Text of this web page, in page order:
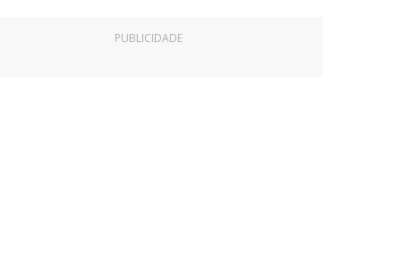
PUBLICIDADE